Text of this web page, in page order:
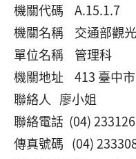
機關代碼 A.15.1.7
機關名稱 交通部觀
單位名稱 管理科
機關地址 413 臺中
聯絡人 廖小姐
聯絡電話 (04)
傳真號碼 (04)